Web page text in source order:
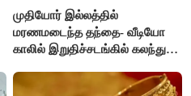
முதியோர் இல்லத்தில்
மரணமடைந்த தந்தை- வீடியோ
காலில் இறுதிச்சடங்கில் கலந்து